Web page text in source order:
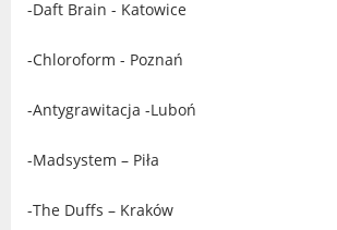
Instytut Rozwoju Wsi i Rolnictwa
Instytut Skrzynki
Muzeum Narodowe Rolnictwa i
Szreniawie
-Daft Brain - Katowice
-Chloroform - Poznań
-Antygrawitacja -Luboń
-Madsystem – Piła
-The Duffs – Kraków